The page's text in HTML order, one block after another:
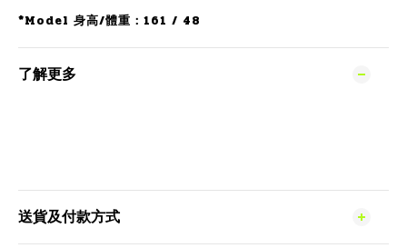
*Model 身高/體重：161 / 48
了解更多
送貨及付款方式